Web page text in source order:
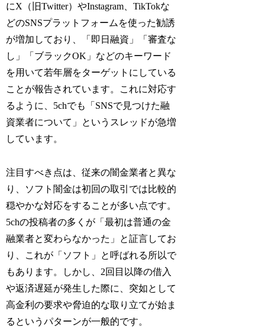
にX（旧Twitter）やInstagram、TikTokな
どのSNSプラットフォームを使った勧誘
が増加しており、「即日融資」「審査な
し」「ブラックOK」などのキーワード
を用いて若年層をターゲットにしている
ことが報告されています。これに対応す
るように、5chでも「SNSで見つけた融
資業者について」というスレッドが急増
しています。
注目すべき点は、従来の闇金業者と異な
り、ソフト闇金は初回の取引では比較的
穏やかな対応をすることが多い点です。
5chの投稿者の多くが「最初は普通の金
融業者と変わらなかった」と証言してお
り、これが「ソフト」と呼ばれる所以で
もあります。しかし、2回目以降の借入
や返済遅延が発生した際に、突如として
高金利の要求や脅迫的な取り立てが始ま
るというパターンが一般的です。